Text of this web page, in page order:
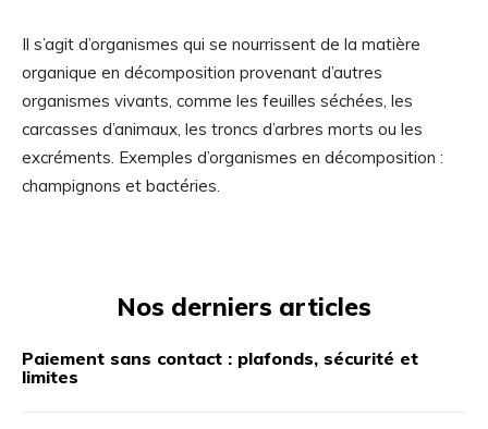
Il s’agit d’organismes qui se nourrissent de la matière
organique en décomposition provenant d’autres
organismes vivants, comme les feuilles séchées, les
carcasses d’animaux, les troncs d’arbres morts ou les
excréments. Exemples d’organismes en décomposition :
champignons et bactéries.
Nos derniers articles
Paiement sans contact : plafonds, sécurité et
limites